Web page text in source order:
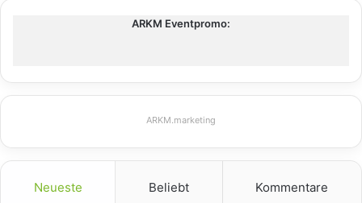
ARKM Eventpromo:
ARKM.marketing
Neueste Beliebt Kommentare